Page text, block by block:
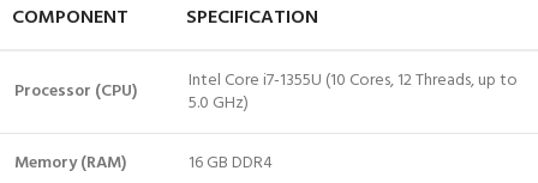
COMPONENT
SPECIFICATION
Processor (CPU)
Intel Core i7-1355U (10 Cores, 12 Threads, up to
5.0 GHz)
Memory (RAM) 16 GB DDR4